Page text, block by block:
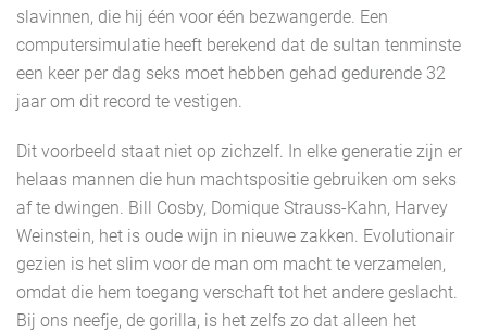
slavinnen, die hij één voor één bezwangerde. Een
computersimulatie heeft berekend dat de sultan tenminste
een keer per dag seks moet hebben gehad gedurende 32
jaar om dit record te vestigen.
Dit voorbeeld staat niet op zichzelf. In elke generatie zijn er
helaas mannen die hun machtspositie gebruiken om seks
af te dwingen. Bill Cosby, Domique Strauss-Kahn, Harvey
Weinstein, het is oude wijn in nieuwe zakken. Evolutionair
gezien is het slim voor de man om macht te verzamelen,
omdat die hem toegang verschaft tot het andere geslacht.
Bij ons neefje, de gorilla, is het zelfs zo dat alleen het